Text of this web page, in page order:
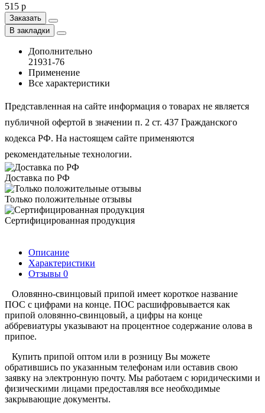
515 р
Заказать
В закладки
Дополнительно
21931-76
Применение
Все характеристики
Представленная на сайте информация о товарах не является
публичной офертой в значении п. 2 ст. 437 Гражданского
кодекса РФ. На настоящем сайте применяются
рекомендательные технологии.
Доставка по РФ
Только положительные отзывы
Сертифицированная продукция
Описание
Характеристики
Отзывы 0
Оловянно-свинцовый припой имеет короткое название
ПОС с цифрами на конце. ПОС расшифровывается как
припой оловянно-свинцовый, а цифры на конце
аббревиатуры указывают на процентное содержание олова в
припое.
Купить припой оптом или в розницу Вы можете
обратившись по указанным телефонам или оставив свою
заявку на электронную почту. Мы работаем с юридическими и
физическими лицами предоставляя все необходимые
закрывающие документы.